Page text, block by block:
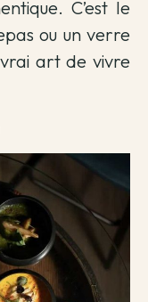
C’est le
ou un verre
vrai art de vivre